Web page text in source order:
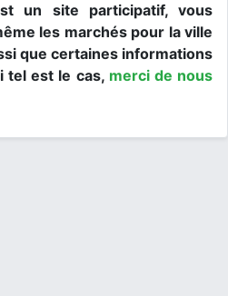
un site participatif, vous
les marchés pour la ville
que certaines informations
tel est le cas, merci de nous